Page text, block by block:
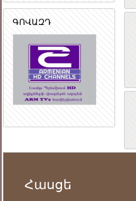
ԳՈՎԱԶԴ
Հասցե